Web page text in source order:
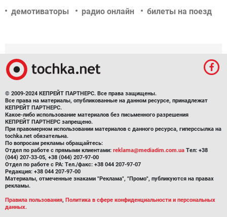
демотиваторы радио онлайн билеты на поезд
© 2009-2024 КЕПРЕЙТ ПАРТНЕРС. Все права защищены.
Все права на материалы, опубликованные на данном ресурсе, принадлежат
КЕПРЕЙТ ПАРТНЕРС.
Какое-либо использование материалов без письменного разрешения
КЕПРЕЙТ ПАРТНЕРС запрещено.
При правомерном использовании материалов с данного ресурса, гиперссылка на
tochka.net обязательна.
По вопросам рекламы обращайтесь:
Отдел по работе с прямыми клиентами: reklama@mediadim.com.ua Тел: +38
(044) 207-33-05, +38 (044) 207-97-00
Отдел по работе с РА: Тел./факс: +38 044 207-97-07
Редакция: +38 044 207-97-00
Материалы, отмеченные знаками "Реклама", "Промо", публикуются на правах
рекламы.
Правила пользования, Политика в сфере конфиденциальности и персональных
данных.